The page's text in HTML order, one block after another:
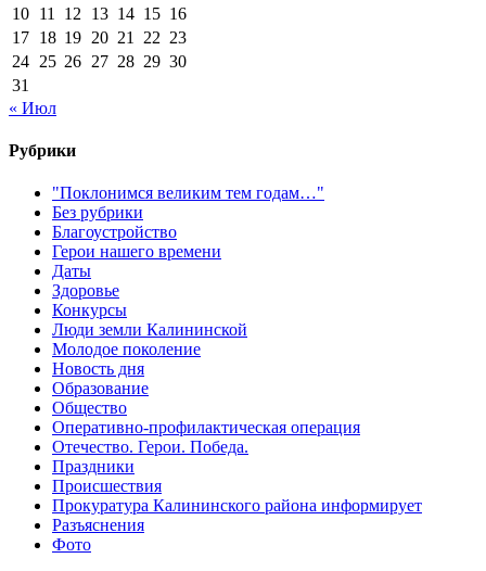
10 11 12 13 14 15 16
17 18 19 20 21 22 23
24 25 26 27 28 29 30
31
« Июл
Рубрики
"Поклонимся великим тем годам…"
Без рубрики
Благоустройство
Герои нашего времени
Даты
Здоровье
Конкурсы
Люди земли Калининской
Молодое поколение
Новость дня
Образование
Общество
Оперативно-профилактическая операция
Отечество. Герои. Победа.
Праздники
Происшествия
Прокуратура Калининского района информирует
Разъяснения
Фото